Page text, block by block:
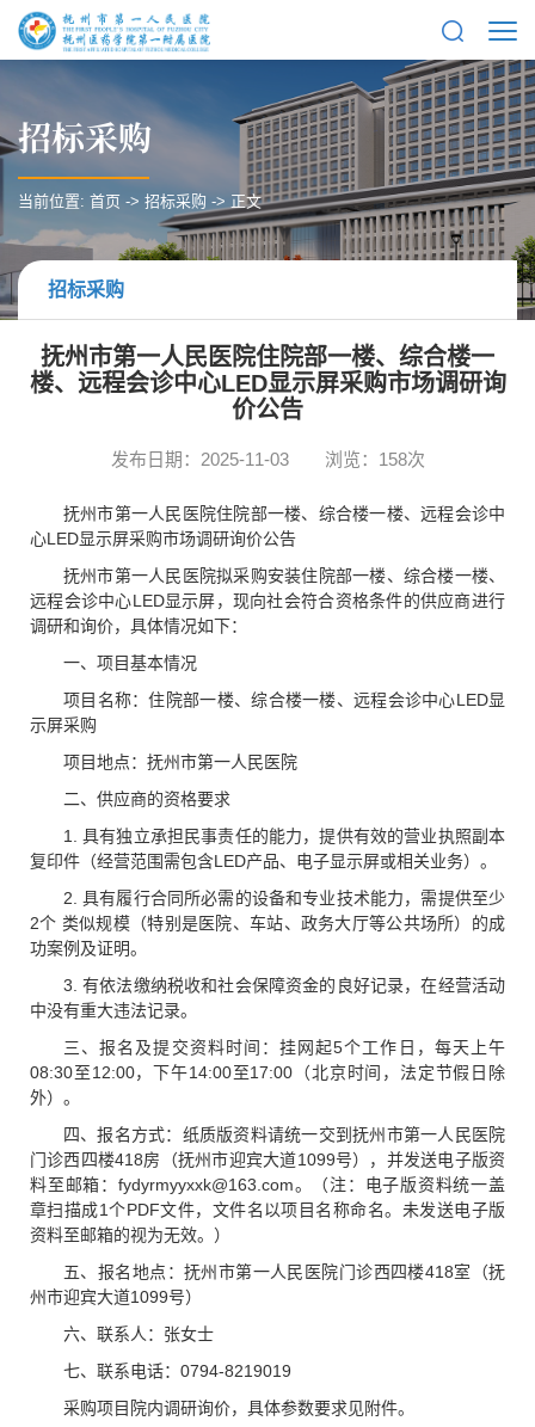
招标采购
当前位置: 首页 -> 招标采购 -> 正文
招标采购
抚州市第一人民医院住院部一楼、综合楼一
楼、远程会诊中心LED显示屏采购市场调研询
价公告
发布日期：2025-11-03 浏览： 158次
抚州市第一人民医院住院部一楼、综合楼一楼、远程会诊中
心LED显示屏采购市场调研询价公告
抚州市第一人民医院拟采购安装住院部一楼、综合楼一楼、
远程会诊中心LED显示屏，现向社会符合资格条件的供应商进行
调研和询价，具体情况如下：
一、项目基本情况
项目名称：住院部一楼、综合楼一楼、远程会诊中心LED显
示屏采购
项目地点：抚州市第一人民医院
二、供应商的资格要求
1. 具有独立承担民事责任的能力，提供有效的营业执照副本
复印件（经营范围需包含LED产品、电子显示屏或相关业务）。
2. 具有履行合同所必需的设备和专业技术能力，需提供至少
2个 类似规模（特别是医院、车站、政务大厅等公共场所）的成
功案例及证明。
3. 有依法缴纳税收和社会保障资金的良好记录，在经营活动
中没有重大违法记录。
三、报名及提交资料时间：挂网起5个工作日，每天上午
08:30至12:00，下午14:00至17:00（北京时间，法定节假日除
外）。
四、报名方式：纸质版资料请统一交到抚州市第一人民医院
门诊西四楼418房（抚州市迎宾大道1099号），并发送电子版资
料至邮箱：fydyrmyyxxk@163.com。（注：电子版资料统一盖
章扫描成1个PDF文件，文件名以项目名称命名。未发送电子版
资料至邮箱的视为无效。）
五、报名地点：抚州市第一人民医院门诊西四楼418室（抚
州市迎宾大道1099号）
六、联系人：张女士
七、联系电话：0794-8219019
采购项目院内调研询价，具体参数要求见附件。